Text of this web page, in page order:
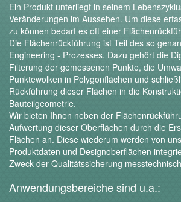
Ein Produkt unterliegt in seinem
Veränderungen im Aussehen. Um diese
zu können bedarf es oft einer
Die Flächenrückführung ist Teil des so
Engineering - Prozesses. Dazu gehört die
Filterung der gemessenen Punkte, die
Punktewolken in Polygonflächen und
Rückführung dieser Flächen in die
Bauteilgeometrie.
Wir bieten Ihnen neben der
Aufwertung dieser Oberflächen durch die
Flächen an. Diese wiederum werden von
Produktdaten und Designoberflächen
Zweck der Qualitätssicherung
Anwendungsbereiche sind u.a.: